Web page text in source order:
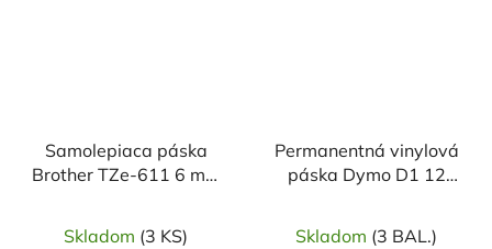
Samolepiaca páska
Brother TZe-611 6 mm
Skladom (3 KS)
Permanentná vinylová
páska Dymo D1 12
Skladom (3 BAL.)